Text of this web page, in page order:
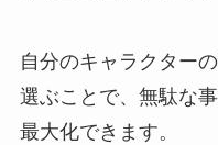
自分のキャラクター
選ぶことで、無駄な
最大化できます。